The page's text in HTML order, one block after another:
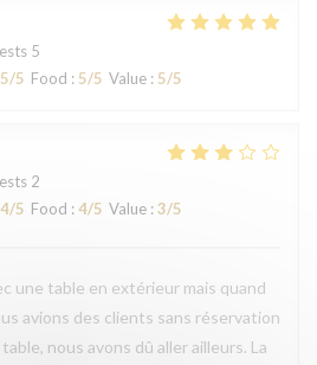
5
5/5 Food : 5/5 Value : 5/5
2
4/5 Food : 4/5 Value : 3/5
une table en extérieur mais quand
avions des clients sans réservation
nous avons dû aller ailleurs. La